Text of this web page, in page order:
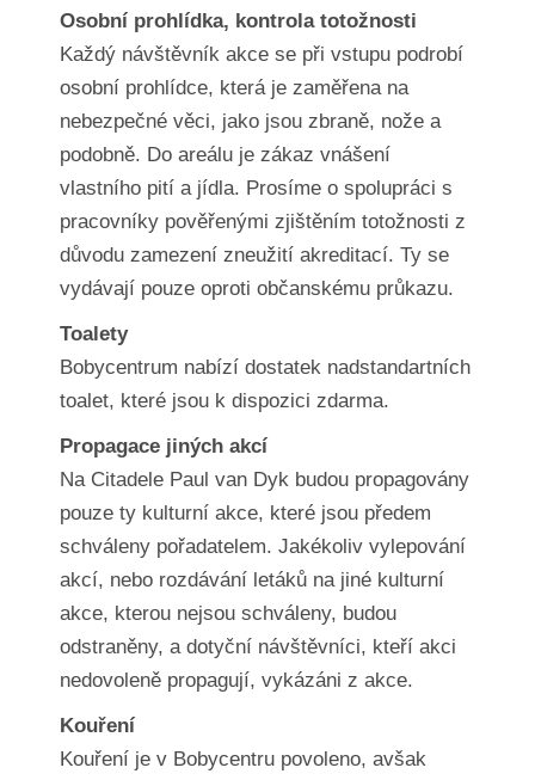
Osobní prohlídka, kontrola totožnosti
Každý návštěvník akce se při vstupu podrobí
osobní prohlídce, která je zaměřena na
nebezpečné věci, jako jsou zbraně, nože a
podobně. Do areálu je zákaz vnášení
vlastního pití a jídla. Prosíme o spolupráci s
pracovníky pověřenými zjištěním totožnosti z
důvodu zamezení zneužití akreditací. Ty se
vydávají pouze oproti občanskému průkazu.
Toalety
Bobycentrum nabízí dostatek nadstandartních
toalet, které jsou k dispozici zdarma.
Propagace jiných akcí
Na Citadele Paul van Dyk budou propagovány
pouze ty kulturní akce, které jsou předem
schváleny pořadatelem. Jakékoliv vylepování
akcí, nebo rozdávání letáků na jiné kulturní
akce, kterou nejsou schváleny, budou
odstraněny, a dotyční návštěvníci, kteří akci
nedovoleně propagují, vykázáni z akce.
Kouření
Kouření je v Bobycentru povoleno, avšak